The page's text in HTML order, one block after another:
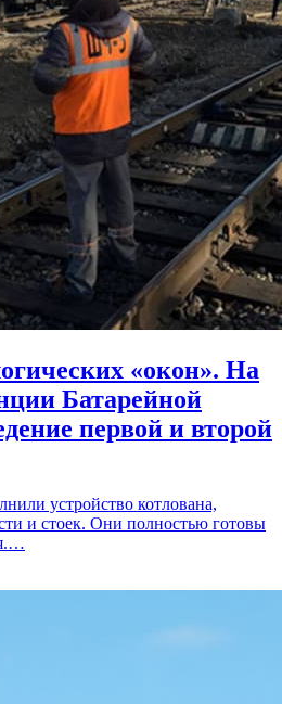
«окон». На
Батарейной
первой и второй
устройство котлована,
и стоек. Они полностью готовы